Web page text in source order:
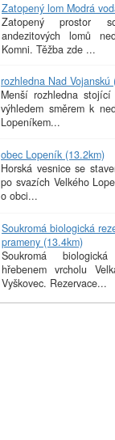
Zatopený lom Modrá
Zatopený prostor
andezitových lomů
Komni. Těžba zde ...
rozhledna Nad Vojanskú
Menší rozhledna
výhledem směrem k
Lopeníkem...
obec Lopeník (13.2km)
Horská vesnice se
po svazích Velkého
o obci...
Soukromá biologická
prameny (13.4km)
Soukromá
hřebenem vrcholu
Vyškovec. Rezervace...